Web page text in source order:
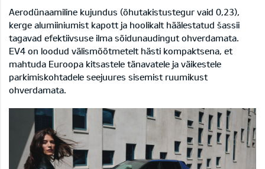
Aerodünaamiline kujundus (õhutakistustegur vaid 0,23),
kerge alumiiniumist kapott ja hoolikalt häälestatud šassii
tagavad efektiivsuse ilma sõidunaudingut ohverdamata.
EV4 on loodud välismõõtmetelt hästi kompaktsena, et
mahtuda Euroopa kitsastele tänavatele ja väikestele
parkimiskohtadele seejuures sisemist ruumikust
ohverdamata.